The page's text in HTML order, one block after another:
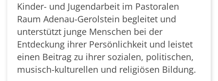
Kinder- und Jugendarbeit im Pastoralen
Raum Adenau-Gerolstein begleitet und
unterstützt junge Menschen bei der
Entdeckung ihrer Persönlichkeit und leistet
einen Beitrag zu ihrer sozialen, politischen,
musisch-kulturellen und religiösen Bildung.